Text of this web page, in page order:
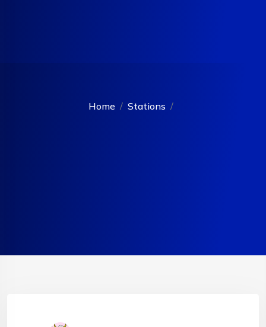
Home Stations